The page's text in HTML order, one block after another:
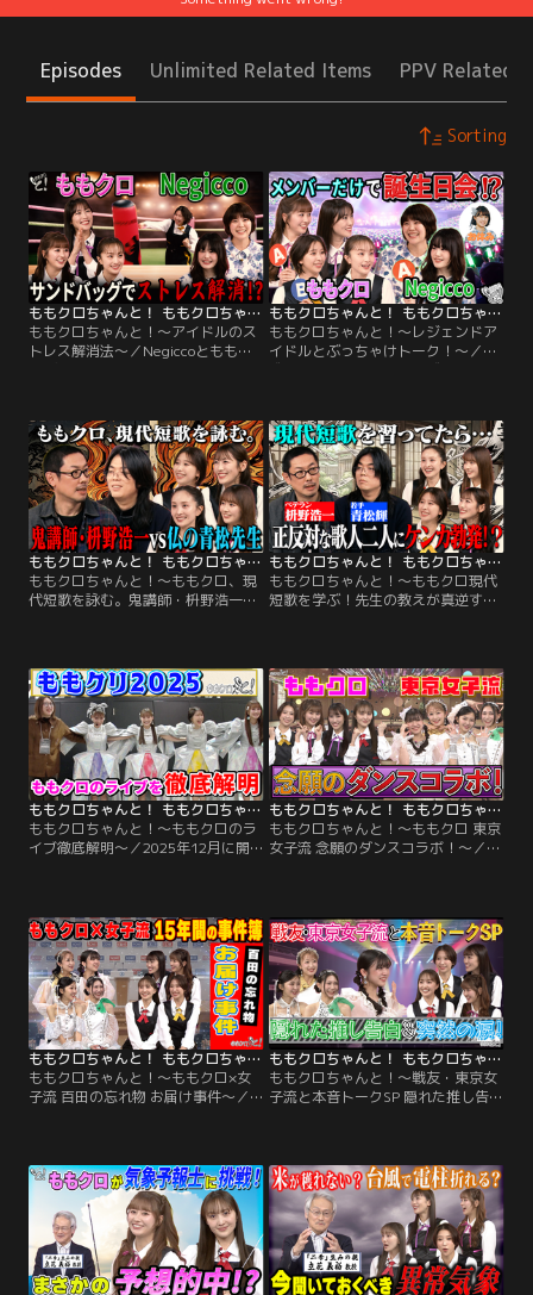
Episodes Unlimited Related Items PPV Related
Sorting
ももクロちゃんと！ ももクロちゃんと！～アイドルのストレス解消法～（2026/03/28放送分）
ももクロちゃんと！～アイドルのス
トレス解消法～／Negiccoとももク
クロメンバーのストレスが明らか
に！そしてももクロはストレスを解
消することができたのか？
ももクロちゃんと！ ももクロちゃんと！～レジェンドアイドルとぶっちゃけトーク！～（2026/03/21放送分）
ももクロちゃんと！～レジェンドア
イドルとぶっちゃけトーク！～／結
成18年目のももクロと結成23年目先
として活躍をするアイドル界のレジ
ェンド・Negicco。アイドルとして
長く活動を続けるのに重要なことと
は？ももクロの意見がまさかの真っ
二つ！？
ももクロちゃんと！ ももクロちゃんと！～ももクロ、現代短歌を詠む。鬼講師・枡野浩一vs仏の青松先生～（2026/03/14放送分）
ももクロちゃんと！～ももクロ、現
代短歌を詠む。鬼講師・枡野浩一vs
もクロが実際に短歌作りに挑戦！
「かわいい」をテーマに詠んだ個性
あふれる作品を、基本を重んじる枡
野先生と自由な発想の青松先生が本
気で添削。評価はまさかの真っ二
つ！？
ももクロちゃんと！ ももクロちゃんと！～ももクロ現代短歌を学ぶ！先生の教えが真逆すぎて大パニック？～（2026/03/07放送分）
ももクロちゃんと！～ももクロ現代
短歌を学ぶ！先生の教えが真逆すぎ
る歌人・枡野浩一と、新進気鋭の歌
人・青松輝。57577を重んじるスタ
イルと、文字数にとらわれない自由
な作風。ベテランと若手の真逆の短
歌論がスタジオで白熱！
ももクロちゃんと！ ももクロちゃんと！～ももクロのライブ徹底解明～（2026/02/28放送分）
ももクロちゃんと！～ももクロのラ
イブ徹底解明～／2025年12月に開
る今回のももクリ演出を担ったのは
クリエーター・佐藤亜美さん。もも
クリ初の女性演出だという。女性に
よる女性アーティストのライブの演
出…。
ももクロちゃんと！ ももクロちゃんと！～ももクロ 東京女子流 念願のダンスコラボ！～（2026/02/21放送分）
ももクロちゃんと！～ももクロ 東京
女子流 念願のダンスコラボ！～／ゲ
クがさらに加速。旅行計画の話から
共同生活の思い出、ももクロ「ウニ
事件」など 長年の関係性ならではの
エピソードが続々。
ももクロちゃんと！ ももクロちゃんと！～ももクロ×女子流 百田の忘れ物 お届け事件～（2026/02/14放送分）
ももクロちゃんと！～ももクロ×女
子流 百田の忘れ物 お届け事件～／
れた2010年代。フェスの裏側、衣装
置き忘れ事件、新井ひとみが高城れ
にのパワフルダンスを真似していた
ことなど、当時だからこそ生まれた
エピソードが続々。
ももクロちゃんと！ ももクロちゃんと！～戦友・東京女子流と本音トークSP 隠れた推し告白＆突然の涙！～（2026/01/31放送分）
ももクロちゃんと！～戦友・東京女
子流と本音トークSP 隠れた推し告白
散を発表した東京女子流と、アイド
ル戦国時代を駆け抜けた15年の記憶
を振り返る。佐々木彩夏＆山邊未夢
の同級生コンビはギャル好き？グル
ープの突破口を開くのは黄色カラ
ー！？